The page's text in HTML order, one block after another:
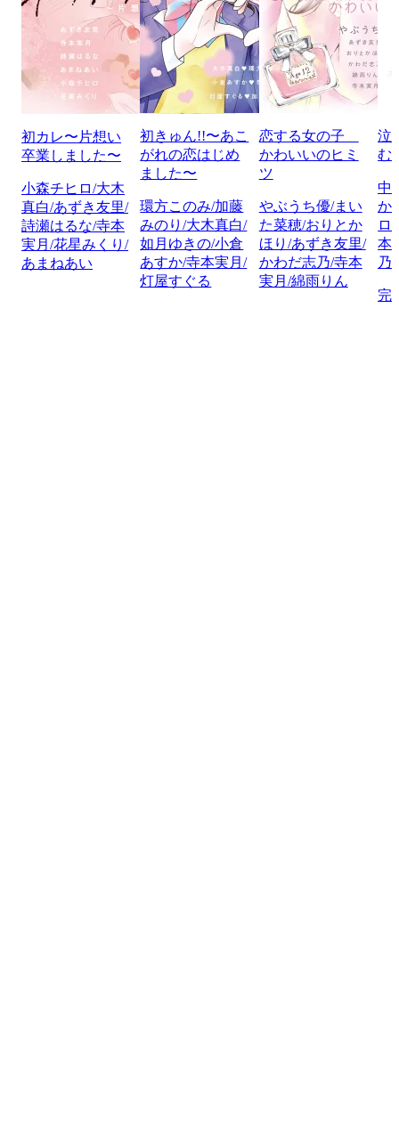
初カレ〜片想い
卒業しました〜
小森チヒロ/大木
真白/あずき友里/
詩瀬はるな/寺本
実月/花星みくり/
あまねあい
初きゅん!!〜あこ
がれの恋はじめ
ました〜
環方このみ/加藤
みのり/大木真白/
如月ゆきの/小倉
あすか/寺本実月/
灯屋すぐる
恋する女の子
かわいいのヒミ
ツ
やぶうち優/まい
た菜穂/おりとか
ほり/あずき友里/
かわだ志乃/寺本
実月/綿雨りん
泣
む
中
か
ロ
本
乃
完